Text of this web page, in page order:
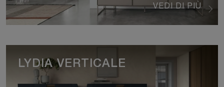
VEDI DI PIÙ
LYDIA VERTICALE